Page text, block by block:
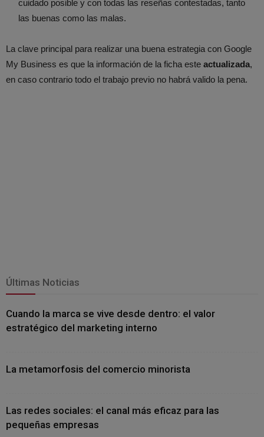
cuidado posible y con todas las reseñas contestadas, tanto
las buenas como las malas.
La clave principal para realizar una buena estrategia con Google
My Business es que la información de la ficha este actualizada,
en caso contrario todo el trabajo previo no habrá valido la pena.
Últimas Noticias
Cuando la marca se vive desde dentro: el valor
estratégico del marketing interno
La metamorfosis del comercio minorista
Las redes sociales: el canal más eficaz para las
pequeñas empresas